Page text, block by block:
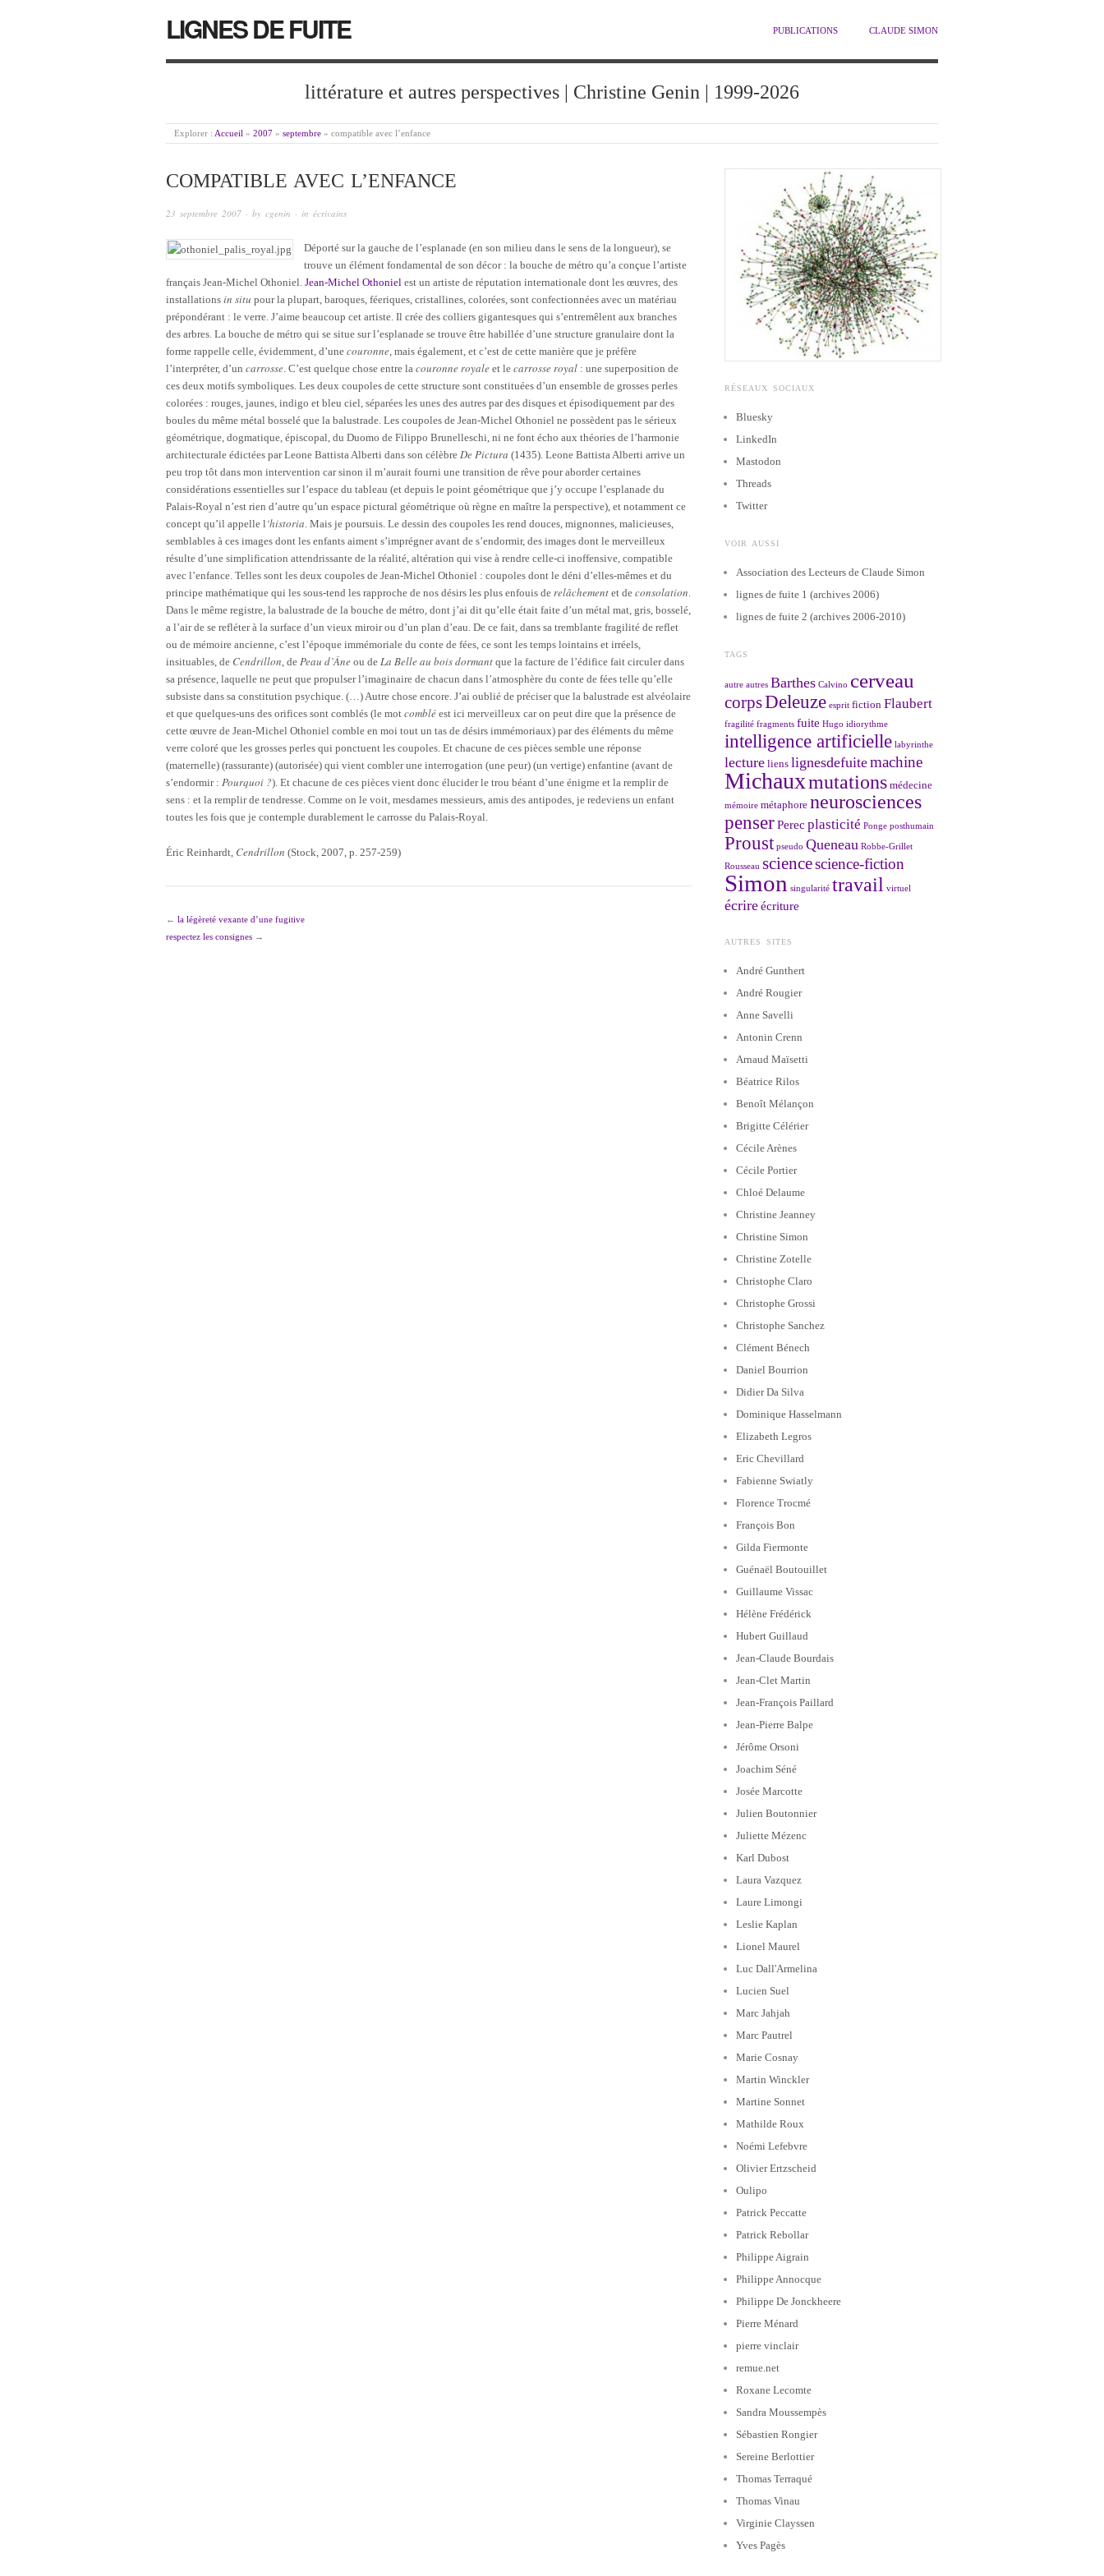
LIGNES DE FUITE PUBLICATIONS CLAUDE SIMON
littérature et autres perspectives | Christine Genin | 1999-2026
Explorer : Accueil » 2007 » septembre » compatible avec l’enfance
COMPATIBLE AVEC L’ENFANCE
23 septembre 2007 · by cgenin · in écrivains
Déporté sur la gauche de l’esplanade (en son milieu dans le sens de la longueur), se
trouve un élément fondamental de son décor : la bouche de métro qu’a conçue l’artiste
français Jean-Michel Othoniel. Jean-Michel Othoniel est un artiste de réputation internationale dont les œuvres, des
installations in situ pour la plupart, baroques, féeriques, cristallines, colorées, sont confectionnées avec un matériau
prépondérant : le verre. J’aime beaucoup cet artiste. Il crée des colliers gigantesques qui s’entremêlent aux branches
des arbres. La bouche de métro qui se situe sur l’esplanade se trouve être habillée d’une structure granulaire dont la
forme rappelle celle, évidemment, d’une couronne , mais également, et c’est de cette manière que je préfère
l’interpréter, d’un carrosse . C’est quelque chose entre la couronne royale et le carrosse royal : une superposition de
ces deux motifs symboliques. Les deux coupoles de cette structure sont constituées d’un ensemble de grosses perles
colorées : rouges, jaunes, indigo et bleu ciel, séparées les unes des autres par des disques et épisodiquement par des
boules du même métal bosselé que la balustrade. Les coupoles de Jean-Michel Othoniel ne possèdent pas le sérieux
géométrique, dogmatique, épiscopal, du Duomo de Filippo Brunelleschi, ni ne font écho aux théories de l’harmonie
architecturale édictées par Leone Battista Alberti dans son célèbre De Pictura (1435). Leone Battista Alberti arrive un
peu trop tôt dans mon intervention car sinon il m’aurait fourni une transition de rêve pour aborder certaines
considérations essentielles sur l’espace du tableau (et depuis le point géométrique que j’y occupe l’esplanade du
Palais-Royal n’est rien d’autre qu’un espace pictural géométrique où règne en maître la perspective), et notamment ce
concept qu’il appelle l ‘historia . Mais je poursuis. Le dessin des coupoles les rend douces, mignonnes, malicieuses,
semblables à ces images dont les enfants aiment s’imprégner avant de s’endormir, des images dont le merveilleux
résulte d’une simplification attendrissante de la réalité, altération qui vise à rendre celle-ci inoffensive, compatible
avec l’enfance. Telles sont les deux coupoles de Jean-Michel Othoniel : coupoles dont le déni d’elles-mêmes et du
principe mathématique qui les sous-tend les rapproche de nos désirs les plus enfouis de relâchement et de consolation
Dans le même registre, la balustrade de la bouche de métro, dont j’ai dit qu’elle était faite d’un métal mat, gris, bosselé,
a l’air de se refléter à la surface d’un vieux miroir ou d’un plan d’eau. De ce fait, dans sa tremblante fragilité de reflet
ou de mémoire ancienne, c’est l’époque immémoriale du conte de fées, ce sont les temps lointains et irréels,
insituables, de Cendrillon , de Peau d’Âne ou de La Belle au bois dormant que la facture de l’édifice fait circuler dans
sa présence, laquelle ne peut que propulser l’imaginaire de chacun dans l’atmosphère du conte de fées telle qu’elle
subsiste dans sa constitution psychique. (…) Autre chose encore. J’ai oublié de préciser que la balustrade est alvéolaire
et que quelques-uns des orifices sont comblés (le mot comblé est ici merveilleux car on peut dire que la présence de
cette œuvre de Jean-Michel Othoniel comble en moi tout un tas de désirs immémoriaux) par des éléments du même
verre coloré que les grosses perles qui ponctuent les coupoles. Et chacune de ces pièces semble une réponse
(maternelle) (rassurante) (autorisée) qui vient combler une interrogation (une peur) (un vertige) enfantine (avant de
s’endormir : Pourquoi ?). Et chacune de ces pièces vient donc élucider le trou béant d’une énigme et la remplir de
sens : et la remplir de tendresse. Comme on le voit, mesdames messieurs, amis des antipodes, je redeviens un enfant
toutes les fois que je contemple durablement le carrosse du Palais-Royal.
Éric Reinhardt, Cendrillon (Stock, 2007, p. 257-259)
← la légèreté vexante d’une fugitive
respectez les consignes →
RÉSEAUX SOCIAUX
Bluesky
LinkedIn
Mastodon
Threads
Twitter
VOIR AUSSI
Association des Lecteurs de Claude Simon
lignes de fuite 1 (archives 2006)
lignes de fuite 2 (archives 2006-2010)
TAGS
autre autres Barthes Calvino cerveau
corpsDeleuze esprit fiction Flaubert
fragilité fragments fuite Hugo idiorythme
intelligence artificielle labyrinthe
lecture liens lignesdefuitemachine
Michauxmutations médecine
mémoire métaphore neurosciences
penserPerec plasticité Ponge posthumain
Proust pseudo Queneau Robbe-Grillet
Rousseau sciencescience-fiction
Simon singularité travail virtuel
écrireécriture
AUTRES SITES
André Gunthert
André Rougier
Anne Savelli
Antonin Crenn
Arnaud Maïsetti
Béatrice Rilos
Benoît Mélançon
Brigitte Célérier
Cécile Arènes
Cécile Portier
Chloé Delaume
Christine Jeanney
Christine Simon
Christine Zotelle
Christophe Claro
Christophe Grossi
Christophe Sanchez
Clément Bénech
Daniel Bourrion
Didier Da Silva
Dominique Hasselmann
Elizabeth Legros
Eric Chevillard
Fabienne Swiatly
Florence Trocmé
François Bon
Gilda Fiermonte
Guénaël Boutouillet
Guillaume Vissac
Hélène Frédérick
Hubert Guillaud
Jean-Claude Bourdais
Jean-Clet Martin
Jean-François Paillard
Jean-Pierre Balpe
Jérôme Orsoni
Joachim Séné
Josée Marcotte
Julien Boutonnier
Juliette Mézenc
Karl Dubost
Laura Vazquez
Laure Limongi
Leslie Kaplan
Lionel Maurel
Luc Dall'Armelina
Lucien Suel
Marc Jahjah
Marc Pautrel
Marie Cosnay
Martin Winckler
Martine Sonnet
Mathilde Roux
Noémi Lefebvre
Olivier Ertzscheid
Oulipo
Patrick Peccatte
Patrick Rebollar
Philippe Aigrain
Philippe Annocque
Philippe De Jonckheere
Pierre Ménard
pierre vinclair
remue.net
Roxane Lecomte
Sandra Moussempès
Sébastien Rongier
Sereine Berlottier
Thomas Terraqué
Thomas Vinau
Virginie Clayssen
Yves Pagès